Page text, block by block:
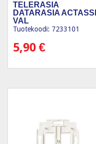
TELERASIA
DATARASIA ACTASSI
VAL
Tuotekoodi: 7233101
5,90 €